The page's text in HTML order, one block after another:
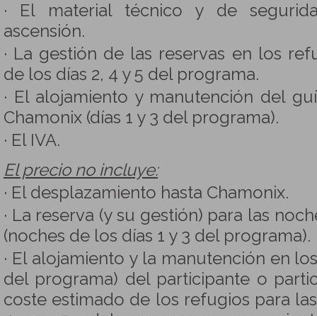
· El material técnico y de
ascensión.
· La gestión de las reservas en los
de los días 2, 4 y 5 del programa.
· El alojamiento y manutención del
Chamonix (días 1 y 3 del programa).
· El IVA.
El precio no incluye:
· El desplazamiento hasta Chamonix.
· La reserva (y su gestión) para las
(noches de los días 1 y 3 del programa).
· El alojamiento y la manutención en
del programa) del participante o
coste estimado de los refugios para